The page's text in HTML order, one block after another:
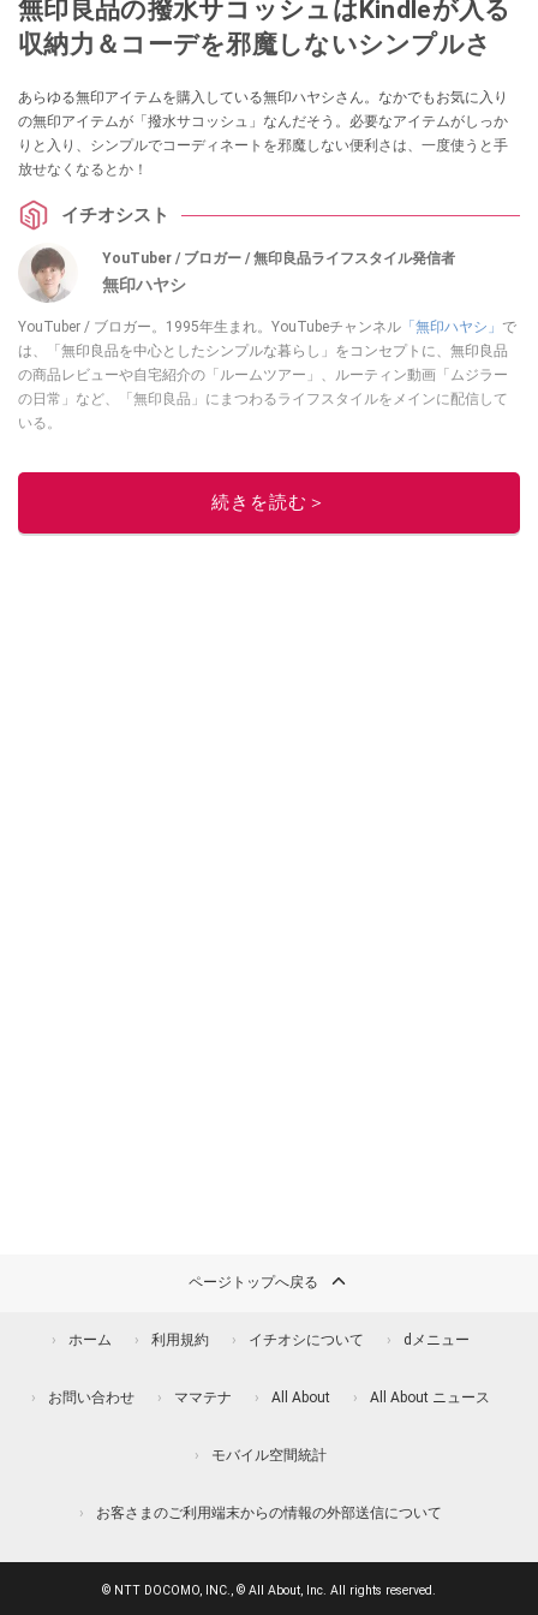
無印良品の撥水サコッシュはKindleが入る
収納力＆コーデを邪魔しないシンプルさ
あらゆる無印アイテムを購入している無印ハヤシさん。なかでもお気に入り
の無印アイテムが「撥水サコッシュ」なんだそう。必要なアイテムがしっか
りと入り、シンプルでコーディネートを邪魔しない便利さは、一度使うと手
放せなくなるとか！
イチオシスト
YouTuber / ブロガー / 無印良品ライフスタイル発信者
無印ハヤシ
YouTuber / ブロガー。1995年生まれ。YouTubeチャンネル 「無印ハヤシ」 で
は、「無印良品を中心としたシンプルな暮らし」をコンセプトに、無印良品
の商品レビューや自宅紹介の「ルームツアー」、ルーティン動画「ムジラー
の日常」など、「無印良品」にまつわるライフスタイルをメインに配信して
いる。
続きを読む＞
ページトップへ戻る
ホーム 利用規約 イチオシについて dメニュー
お問い合わせ ママテナ All About All About ニュース
モバイル空間統計
お客さまのご利用端末からの情報の外部送信について
© NTT DOCOMO, INC., © All About, Inc. All rights reserved.